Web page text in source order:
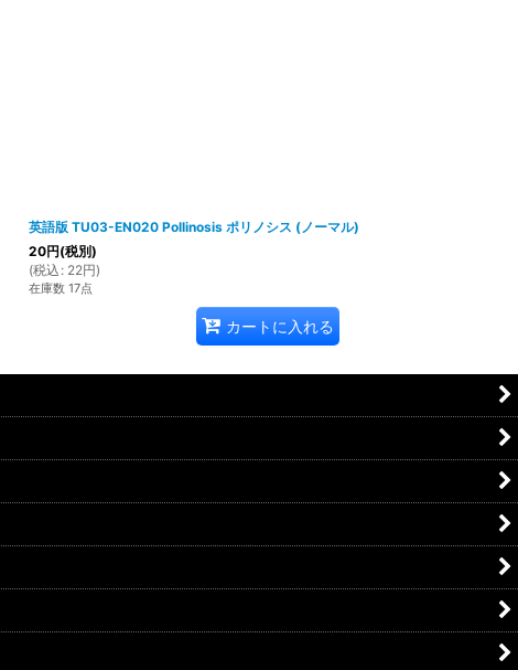
英語版 TU03-EN020 Pollinosis ポリノシス (ノーマル)
20円(税別)
(税込 : 22円)
在庫数 17点
カートに入れる